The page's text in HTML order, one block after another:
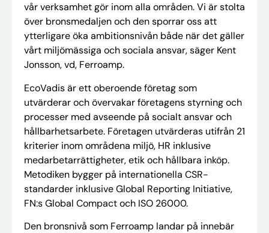
vår verksamhet gör inom alla områden. Vi är stolta
över bronsmedaljen och den sporrar oss att
ytterligare öka ambitionsnivån både när det gäller
vårt miljömässiga och sociala ansvar, säger Kent
Jonsson, vd, Ferroamp.
EcoVadis är ett oberoende företag som
utvärderar och övervakar företagens styrning och
processer med avseende på socialt ansvar och
hållbarhetsarbete. Företagen utvärderas utifrån 21
kriterier inom områdena miljö, HR inklusive
medarbetarrättigheter, etik och hållbara inköp.
Metodiken bygger på internationella CSR-
standarder inklusive Global Reporting Initiative,
FN:s Global Compact och ISO 26000.
Den bronsnivå som Ferroamp landar på innebär